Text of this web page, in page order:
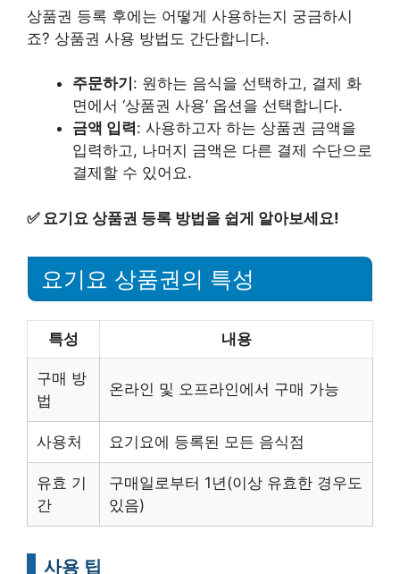
상품권 등록 후에는 어떻게 사용하는지 궁금하시
죠? 상품권 사용 방법도 간단합니다.
주문하기 : 원하는 음식을 선택하고, 결제 화
면에서 ‘상품권 사용’ 옵션을 선택합니다.
금액 입력: 사용하고자 하는 상품권 금액을
입력하고, 나머지 금액은 다른 결제 수단으로
결제할 수 있어요.
✅ 요기요 상품권 등록 방법을 쉽게 알아보세요!
요기요 상품권의 특성
특성 내용
구매 방
법
온라인 및 오프라인에서 구매 가능
사용처 요기요에 등록된 모든 음식점
유효 기
간
구매일로부터 1년(이상 유효한 경우도
있음)
사용 팁